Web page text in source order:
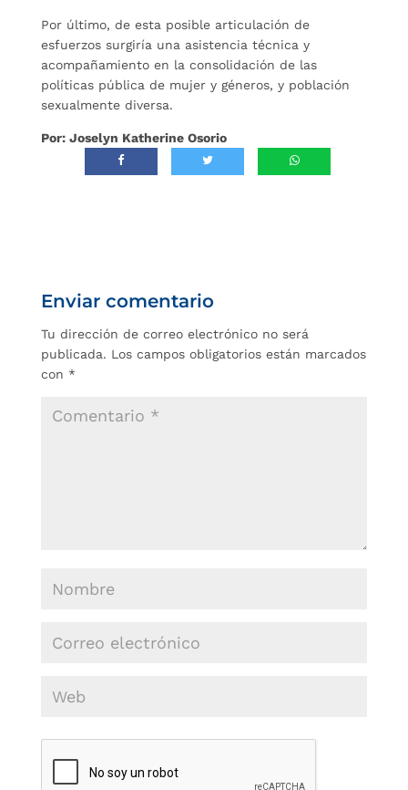
Por último, de esta posible articulación de
esfuerzos surgiría una asistencia técnica y
acompañamiento en la consolidación de las
políticas pública de mujer y géneros, y población
sexualmente diversa.
Por: Joselyn Katherine Osorio
Enviar comentario
Tu dirección de correo electrónico no será
publicada. Los campos obligatorios están marcados
con *